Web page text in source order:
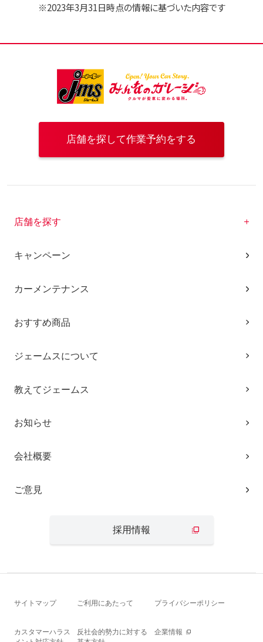
※2023年3月31日時点の情報に基づいた内容です
店舗を探して作業予約をする
店舗を探す
キャンペーン
カーメンテナンス
おすすめ商品
ジェームスについて
教えてジェームス
お知らせ
会社概要
ご意見
採用情報
サイトマップ ご利用にあたって プライバシーポリシー
カスタマーハラス
反社会的勢力に対する
企業情報